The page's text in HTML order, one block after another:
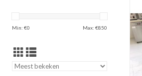
Min: €0 Max: €850